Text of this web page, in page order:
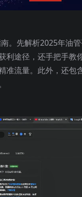
。先解析2025年油
利途径，还手把手教
准流量。此外，还包